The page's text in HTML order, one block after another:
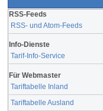
RSS-Feeds
RSS- und Atom-Feeds
Info-Dienste
Tarif-Info-Service
Für Webmaster
Tariftabelle Inland
Tariftabelle Ausland